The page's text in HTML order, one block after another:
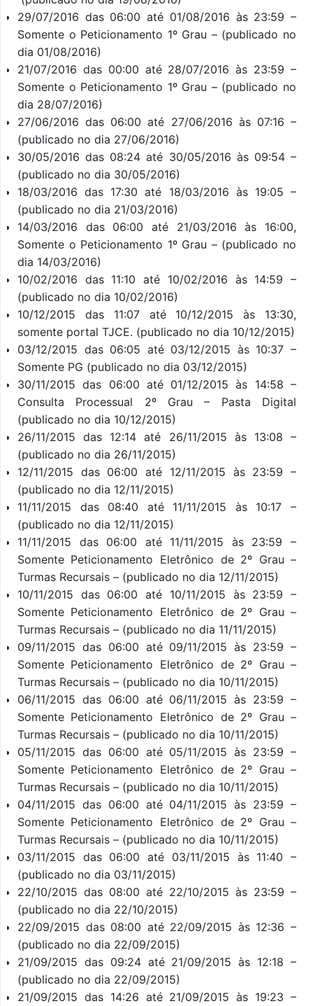
29/07/2016 das 06:00 até 01/08/2016 às 23:59 –
Somente o Peticionamento 1º Grau – (publicado no
dia 01/08/2016)
21/07/2016 das 00:00 até 28/07/2016 às 23:59 –
Somente o Peticionamento 1º Grau – (publicado no
dia 28/07/2016)
27/06/2016 das 06:00 até 27/06/2016 às 07:16 –
(publicado no dia 27/06/2016)
30/05/2016 das 08:24 até 30/05/2016 às 09:54 –
(publicado no dia 30/05/2016)
18/03/2016 das 17:30 até 18/03/2016 às 19:05 –
(publicado no dia 21/03/2016)
14/03/2016 das 06:00 até 21/03/2016 às 16:00,
Somente o Peticionamento 1º Grau – (publicado no
dia 14/03/2016)
10/02/2016 das 11:10 até 10/02/2016 às 14:59 –
(publicado no dia 10/02/2016)
10/12/2015 das 11:07 até 10/12/2015 às 13:30,
somente portal TJCE. (publicado no dia 10/12/2015)
03/12/2015 das 06:05 até 03/12/2015 às 10:37 –
Somente PG (publicado no dia 03/12/2015)
30/11/2015 das 06:00 até 01/12/2015 às 14:58 –
Consulta Processual 2º Grau – Pasta Digital
(publicado no dia 10/12/2015)
26/11/2015 das 12:14 até 26/11/2015 às 13:08 –
(publicado no dia 26/11/2015)
12/11/2015 das 06:00 até 12/11/2015 às 23:59 –
(publicado no dia 12/11/2015)
11/11/2015 das 08:40 até 11/11/2015 às 10:17 –
(publicado no dia 12/11/2015)
11/11/2015 das 06:00 até 11/11/2015 às 23:59 –
Somente Peticionamento Eletrônico de 2º Grau –
Turmas Recursais – (publicado no dia 12/11/2015)
10/11/2015 das 06:00 até 10/11/2015 às 23:59 –
Somente Peticionamento Eletrônico de 2º Grau –
Turmas Recursais – (publicado no dia 11/11/2015)
09/11/2015 das 06:00 até 09/11/2015 às 23:59 –
Somente Peticionamento Eletrônico de 2º Grau –
Turmas Recursais – (publicado no dia 10/11/2015)
06/11/2015 das 06:00 até 06/11/2015 às 23:59 –
Somente Peticionamento Eletrônico de 2º Grau –
Turmas Recursais – (publicado no dia 10/11/2015)
05/11/2015 das 06:00 até 05/11/2015 às 23:59 –
Somente Peticionamento Eletrônico de 2º Grau –
Turmas Recursais – (publicado no dia 10/11/2015)
04/11/2015 das 06:00 até 04/11/2015 às 23:59 –
Somente Peticionamento Eletrônico de 2º Grau –
Turmas Recursais – (publicado no dia 10/11/2015)
03/11/2015 das 06:00 até 03/11/2015 às 11:40 –
(publicado no dia 03/11/2015)
22/10/2015 das 08:00 até 22/10/2015 às 23:59 –
(publicado no dia 22/10/2015)
22/09/2015 das 08:00 até 22/09/2015 às 12:36 –
(publicado no dia 22/09/2015)
21/09/2015 das 09:24 até 21/09/2015 às 12:18 –
(publicado no dia 22/09/2015)
21/09/2015 das 14:26 até 21/09/2015 às 19:23 –